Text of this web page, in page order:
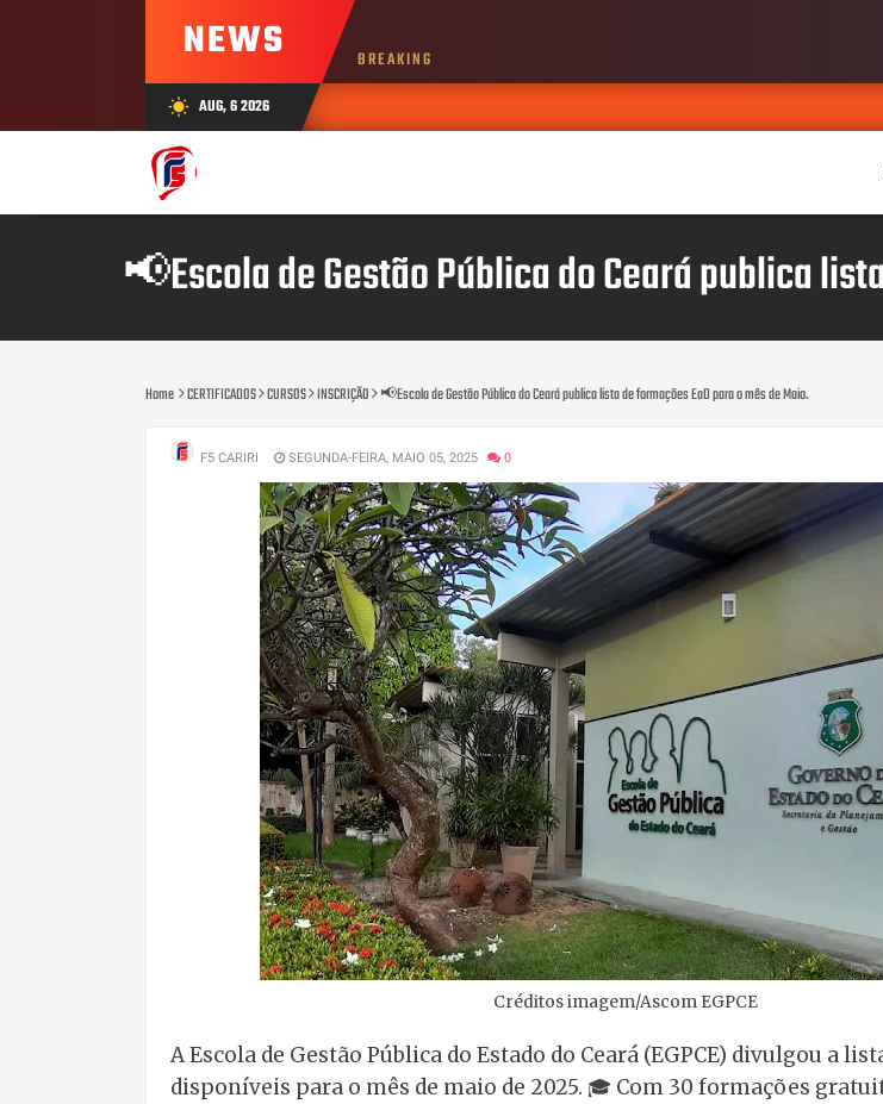
NEWS BREAKING
wb_sunny AUG, 6 2026
📢Escola de Gestão Pública do Ceará publica
Home CERTIFICADOS CURSOS INSCRIÇÃO 📢Escola de Gestão Pública do Ceará publica lista de formações EaD para o mês de Maio.
F5 CARIRI SEGUNDA-FEIRA, MAIO 05, 2025 0
Créditos imagem/Ascom EGPCE
A Escola de Gestão Pública do Estado do Ceará (EGPCE) divulgou a
disponíveis para o mês de maio de 2025. 🎓 Com 30 formações